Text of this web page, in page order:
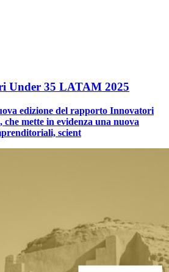
Under 35 LATAM 2025
edizione del rapporto Innovatori
mette in evidenza una nuova
scient